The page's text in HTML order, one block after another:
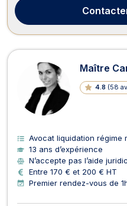
condition de s’accorder sur
Maître
4.8 (58
Avocat liquidation régime
13 ans d’expérience
N’accepte pas l’aide
Entre 170 € et 200 € HT
Premier rendez-vous de